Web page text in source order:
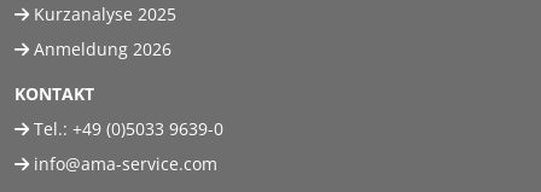
Kurzanalyse 2025
Anmeldung 2026
KONTAKT
Tel.: +49 (0)5033 9639-0
info@ama-service.com